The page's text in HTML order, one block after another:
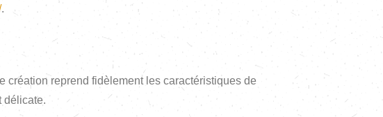
.
création reprend fidèlement les caractéristiques de
délicate.